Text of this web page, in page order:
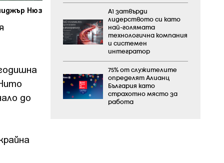
Нюз
до
А1 затвърди
лидерството си като
най-голямата
технологична компания
и системен
интегратор
75% от служителите
определят Алианц
България като
страхотно място за
работа